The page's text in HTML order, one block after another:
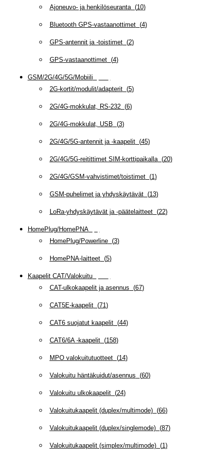
Ajoneuvo- ja henkilöseuranta(10)
Bluetooth GPS-vastaanottimet(4)
GPS-antennit ja -toistimet(2)
GPS-vastaanottimet(4)
GSM/2G/4G/5G/Mobiili
2G-kortit/modulit/adapterit(5)
2G/4G-mokkulat, RS-232(6)
2G/4G-mokkulat, USB (3)
2G/4G/5G-antennit ja -kaapelit(45)
2G/4G/5G-reitittimet SIM-korttipaikalla(20)
2G/4G/GSM-vahvistimet/toistimet(1)
GSM-puhelimet ja yhdyskäytävät(13)
LoRa-yhdyskäytävät ja -päätelaitteet(22)
HomePlug/HomePNA(
HomePlug/Powerline(3)
HomePNA-laitteet(5)
Kaapelit CAT/Valokuitu(
CAT-ulkokaapelit ja asennus (67)
CAT5E-kaapelit(71)
CAT6 suojatut kaapelit(44)
CAT6/6A -kaapelit(158)
MPO valokuitutuotteet(14)
Valokuitu häntäkuidut/asennus (60)
Valokuitu ulkokaapelit(24)
Valokuitukaapelit (duplex/multimode)(66)
Valokuitukaapelit (duplex/singlemode)(87)
Valokuitukaapelit (simplex/multimode)(1)